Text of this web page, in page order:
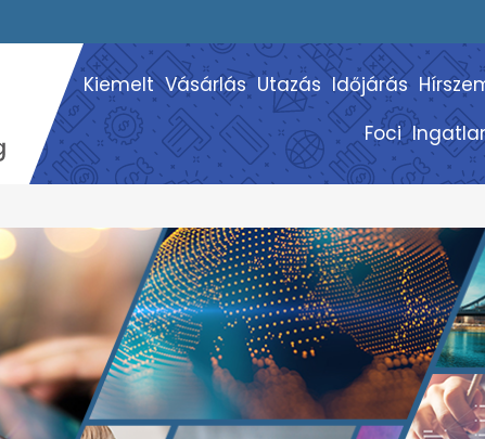
Kiemelt Vásárlás Utazás Időjárás
Foci